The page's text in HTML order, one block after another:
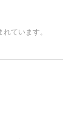
ています。